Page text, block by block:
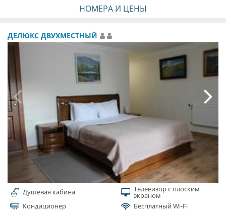
НОМЕРА И ЦЕНЫ
ДЕЛЮКС ДВУХМЕСТНЫЙ
Душевая кабина Телевизор с плоским
экраном
Кондиционер
Бесплатный Wi-Fi